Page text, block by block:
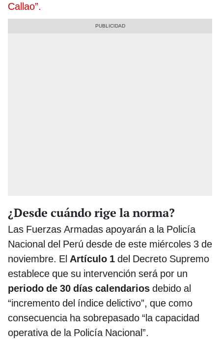
Callao”.
¿Desde cuándo rige la norma?
Las Fuerzas Armadas apoyarán a la Policía
Nacional del Perú desde de este miércoles 3 de
noviembre. El Artículo 1 del Decreto Supremo
establece que su intervención será por un
periodo de 30 días calendarios debido al
“incremento del índice delictivo”, que como
consecuencia ha sobrepasado “la capacidad
operativa de la Policía Nacional”.